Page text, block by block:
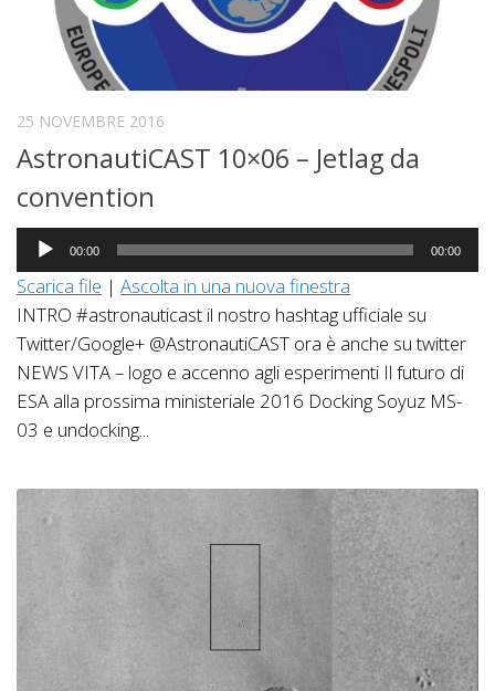
25 NOVEMBRE 2016
AstronautiCAST 10×06 – Jetlag da
convention
Audio
Player
00:00 00:00
Scarica file | Ascolta in una nuova finestra
INTRO #astronauticast il nostro hashtag ufficiale su
Twitter/Google+ @AstronautiCAST ora è anche su twitter
NEWS VITA – logo e accenno agli esperimenti Il futuro di
ESA alla prossima ministeriale 2016 Docking Soyuz MS-
03 e undocking...